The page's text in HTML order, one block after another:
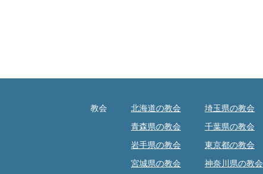
教会 北海道の教会
青森県の教会
岩手県の教会
宮城県の教会
埼玉県の教会
千葉県の教会
東京都の教会
神奈川県の教会